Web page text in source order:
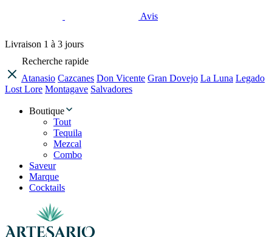
Avis
Livraison 1 à 3 jours
Recherche rapide
Atanasio Cazcanes Don Vicente Gran Dovejo La Luna Legado
Lost Lore Montagave Salvadores
Boutique
Tout
Tequila
Mezcal
Combo
Saveur
Marque
Cocktails